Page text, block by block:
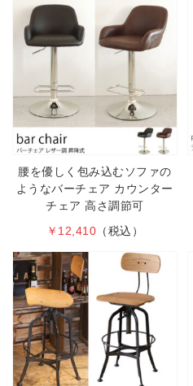
腰を優しく包み込むソファの
ようなバーチェア カウンター
チェア 高さ調節可
￥12,410 （税込）